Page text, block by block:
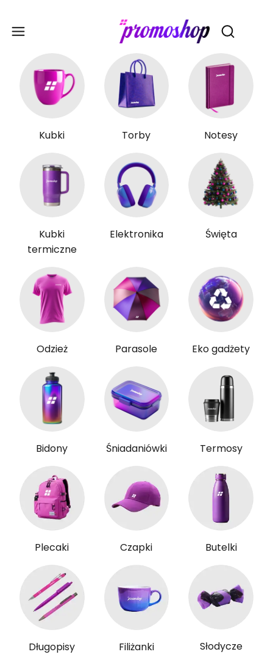
Otwórz
Kubki Torby Notesy
Kubki
termiczne
Elektronika Święta
Odzież Parasole Eko gadżety
Bidony Śniadaniówki Termosy
Plecaki Czapki Butelki
Długopisy Filiżanki Słodycze